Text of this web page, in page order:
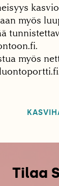
myös
myös
Tilaa